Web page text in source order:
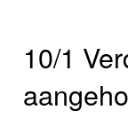
10/1